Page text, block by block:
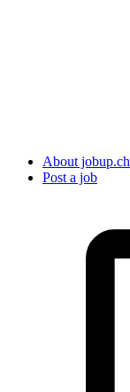
About jobup.ch
Post a job